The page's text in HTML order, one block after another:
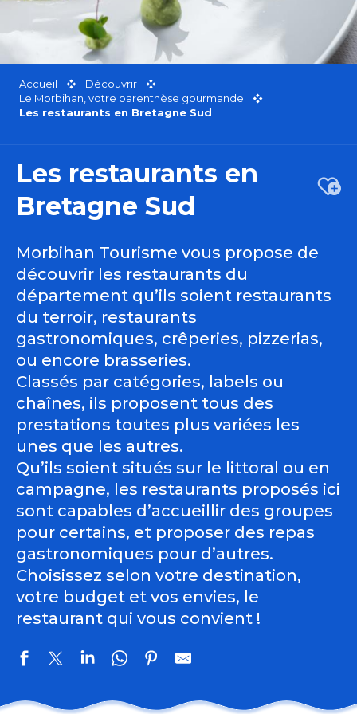
Accueil
Découvrir
Le Morbihan, votre parenthèse gourmande
Les restaurants en Bretagne Sud
Les restaurants en
Bretagne Sud
Morbihan Tourisme vous propose de
découvrir les restaurants du
département qu’ils soient restaurants
du terroir, restaurants
gastronomiques, crêperies, pizzerias,
ou encore brasseries.
Classés par catégories, labels ou
chaînes, ils proposent tous des
prestations toutes plus variées les
unes que les autres.
Qu’ils soient situés sur le littoral ou en
campagne, les restaurants proposés ici
sont capables d’accueillir des groupes
pour certains, et proposer des repas
gastronomiques pour d’autres.
Choisissez selon votre destination,
votre budget et vos envies, le
restaurant qui vous convient !